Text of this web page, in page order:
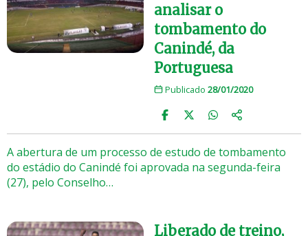
analisar o
tombamento do
Canindé, da
Portuguesa
Publicado 28/01/2020
A abertura de um processo de estudo de tombamento
do estádio do Canindé foi aprovada na segunda-feira
(27), pelo Conselho…
Liberado de treino,